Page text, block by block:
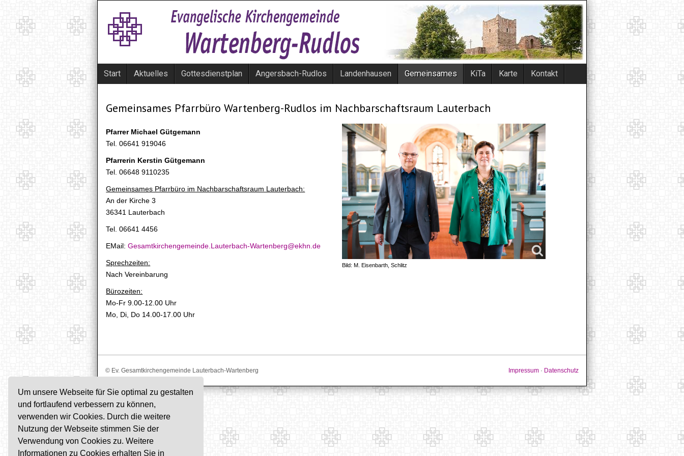
Um unsere Webseite für Sie optimal zu gestalten
und fortlaufend verbessern zu können,
verwenden wir Cookies. Durch die weitere
Nutzung der Webseite stimmen Sie der
Verwendung von Cookies zu. Weitere
Informationen zu Cookies erhalten Sie in
Start Aktuelles Gottesdienstplan Angersbach-Rudlos Landenhausen Gemeinsames KiTa Karte Kontakt
Gemeinsames Pfarrbüro Wartenberg-Rudlos im Nachbarschaftsraum Lauterbach
Pfarrer Michael Gütgemann
Tel. 06641 919046
Pfarrerin Kerstin Gütgemann
Tel. 06648 9110235
Gemeinsames Pfarrbüro im Nachbarschaftsraum Lauterbach:
An der Kirche 3
36341 Lauterbach
Tel. 06641 4456
EMail:Gesamtkirchengemeinde.Lauterbach-Wartenberg@ekhn.de
Sprechzeiten:
Nach Vereinbarung
Bürozeiten:
Mo-Fr 9.00-12.00 Uhr
Mo, Di, Do 14.00-17.00 Uhr
Bild: M. Eisenbarth, Schlitz
© Ev. Gesamtkirchengemeinde Lauterbach-Wartenberg Impressum· Datenschutz